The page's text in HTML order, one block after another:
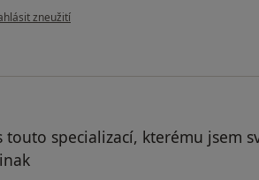
názoru uživatele Pacient
zneužití
touto specializací, kterému jsem